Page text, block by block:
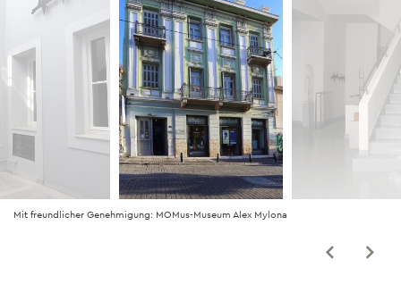
Mit freundlicher Genehmigung: MOMus-Museum Alex Mylona